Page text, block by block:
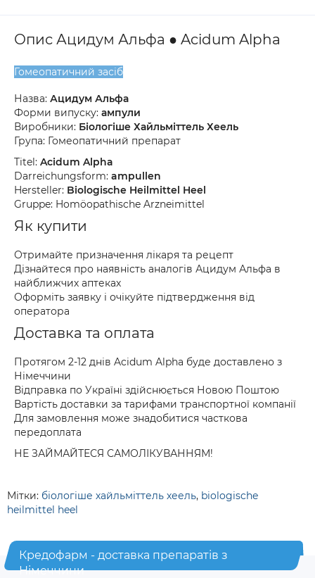
Опис Ацидум Альфа ● Acidum Alpha
Гомеопатичний засіб
Назва: Ацидум Альфа
Форми випуску: ампули
Виробники: Біологіше Хайльміттель Хеель
Група: Гомеопатичний препарат
Titel: Acidum Alpha
Darreichungsform: ampullen
Hersteller: Biologische Heilmittel Heel
Gruppe: Homöopathische Arzneimittel
Як купити
Отримайте призначення лікаря та рецепт
Дізнайтеся про наявність аналогів Ацидум Альфа в
найближчих аптеках
Оформіть заявку і очікуйте підтвердження від
оператора
Доставка та оплата
Протягом 2-12 днів Acidum Alpha буде доставлено з
Німеччини
Відправка по Україні здійснюється Новою Поштою
Вартість доставки за тарифами транспортної компанії
Для замовлення може знадобитися часткова
передоплата
НЕ ЗАЙМАЙТЕСЯ САМОЛІКУВАННЯМ!
Мітки: біологіше хайльміттель хеель, biologische
heilmittel heel
Кредофарм - доставка препаратів з
Німеччини